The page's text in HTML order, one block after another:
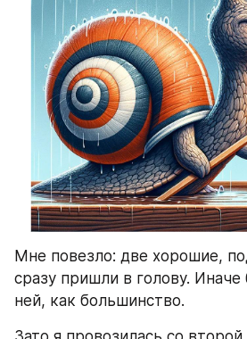
Мне повезло: две хорошие,
сразу пришли в голову.
ней, как большинство.